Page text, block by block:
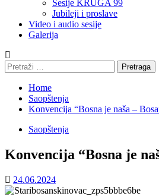
Sesije KRUGA 99
Jubileji i proslave
Video i audio sesije
Galerija
Pretraga:
Home
Saopštenja
Konvencija “Bosna je naša –
Saopštenja
Konvencija “Bosna je
24.06.2024